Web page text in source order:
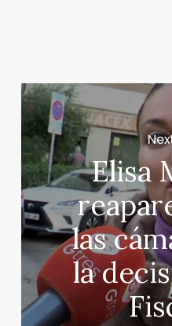
Elisa
las
la